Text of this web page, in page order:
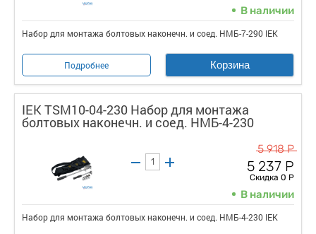
В наличии
Набор для монтажа болтовых наконечн. и соед. НМБ-7-290 IEK
Подробнее Корзина
IEK TSM10-04-230 Набор для монтажа
болтовых наконечн. и соед. НМБ-4-230
5 918 Р
5 237 Р
Скидка 0 Р
В наличии
Набор для монтажа болтовых наконечн. и соед. НМБ-4-230 IEK